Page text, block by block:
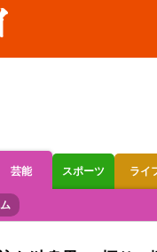
芸能 スポーツ ライ
オートレース